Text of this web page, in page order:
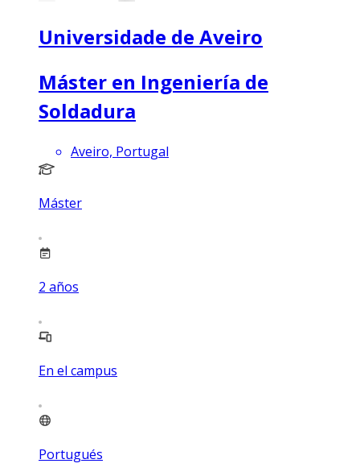
Universidade de Aveiro
Máster en Ingeniería de
Soldadura
Aveiro, Portugal
Máster
2 años
En el campus
Portugués